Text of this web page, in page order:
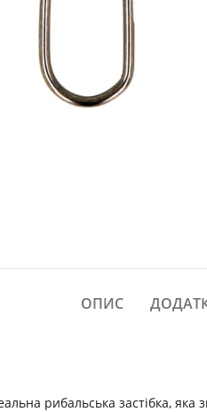
ОПИС
рибальська застібка, яка